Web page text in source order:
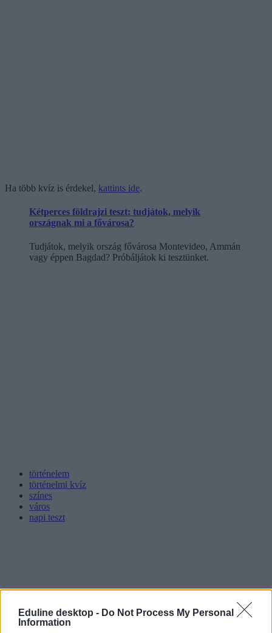
Eduline desktop - Do Not Process My Personal
Information
Ha több kvíz is érdekel, kattints ide.
Kétperces földrajzi teszt: tudjátok, melyik
országnak mi a fővárosa?
Tudjátok, melyik ország fővárosa Montevideo, Ammán
vagy éppen Bagdad? Próbáljátok ki tesztünket.
történelem
történelmi kvíz
színes
város
napi teszt